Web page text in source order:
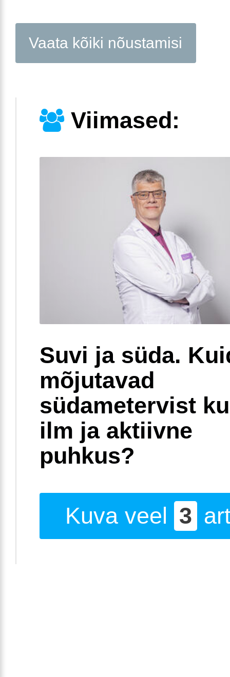
Vaata kõiki nõustamisi
Viimased:
Suvi ja süda.
mõjutavad
südametervist
ilm ja aktiivne
puhkus?
Kuva veel 3